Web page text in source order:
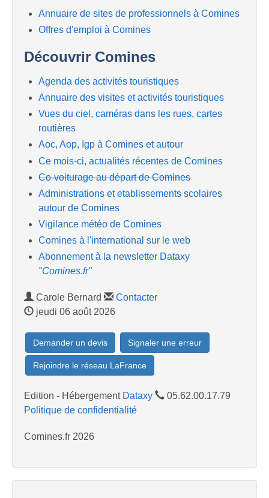
Annuaire de sites de professionnels à Comines
Offres d'emploi à Comines
Découvrir Comines
Agenda des activités touristiques
Annuaire des visites et activités touristiques
Vues du ciel, caméras dans les rues, cartes
routières
Aoc, Aop, Igp à Comines et autour
Ce mois-ci, actualités récentes de Comines
Co-voiturage au départ de Comines
Administrations et etablissements scolaires
autour de Comines
Vigilance météo de Comines
Comines à l'international sur le web
Abonnement à la newsletter Dataxy
"Comines.fr"
Carole Bernard
Contacter
jeudi 06 août 2026
Demander un devis Signaler une erreur
Rejoindre le réseau LaFrance
Edition - Hébergement Dataxy
05.62.00.17.79
Politique de confidentialité
Comines.fr 2026